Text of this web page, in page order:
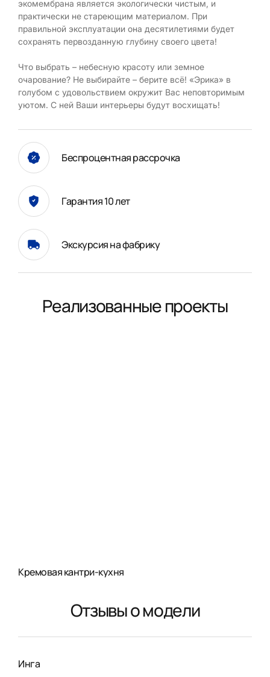
экомембрана является экологически чистым, и
практически не стареющим материалом. При
правильной эксплуатации она десятилетиями будет
сохранять первозданную глубину своего цвета!
Что выбрать – небесную красоту или земное
очарование? Не выбирайте – берите всё! «Эрика» в
голубом с удовольствием окружит Вас неповторимым
уютом. С ней Ваши интерьеры будут восхищать!
Беспроцентная рассрочка
Гарантия 10 лет
Экскурсия на фабрику
Реализованные проекты
Кремовая кантри-кухня
Отзывы о модели
Инга